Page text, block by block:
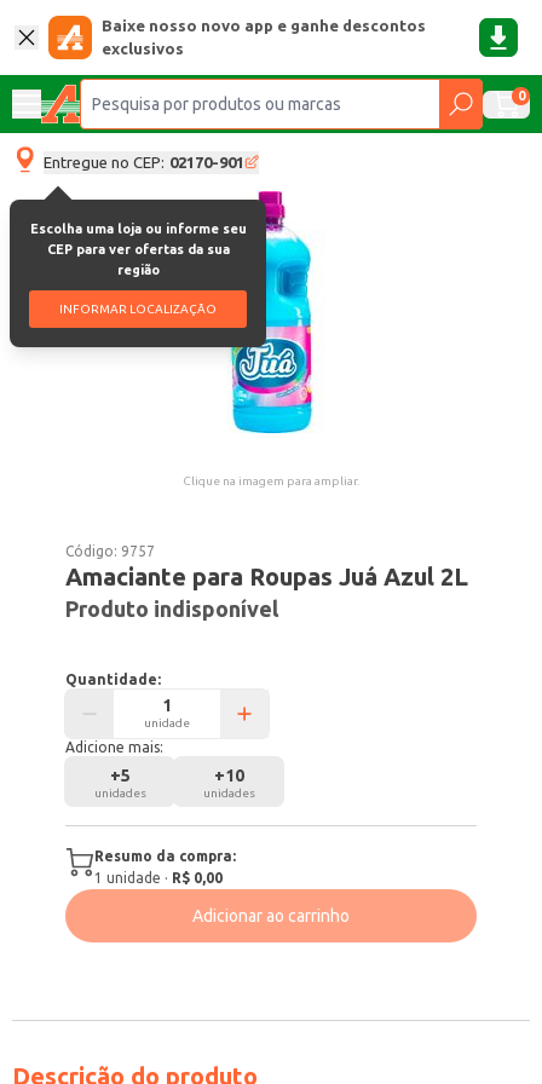
Baixe nosso novo app e ganhe descontos
exclusivos
0
Entregue no CEP: 02170-901
Escolha uma loja ou informe seu
CEP para ver ofertas da sua
região
INFORMAR LOCALIZAÇÃO
Clique na imagem para ampliar.
Código: 9757
Amaciante para Roupas Juá Azul 2L
Produto indisponível
Quantidade:
unidade
Adicione mais:
+5
unidades
+10
unidades
Resumo da compra:
1 unidade · R$ 0,00
Adicionar ao carrinho
Descrição do produto